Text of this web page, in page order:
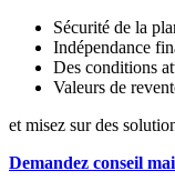
Sécurité de la
Indépendance
Des conditions
Valeurs de
et misez sur des
Demandez conseil